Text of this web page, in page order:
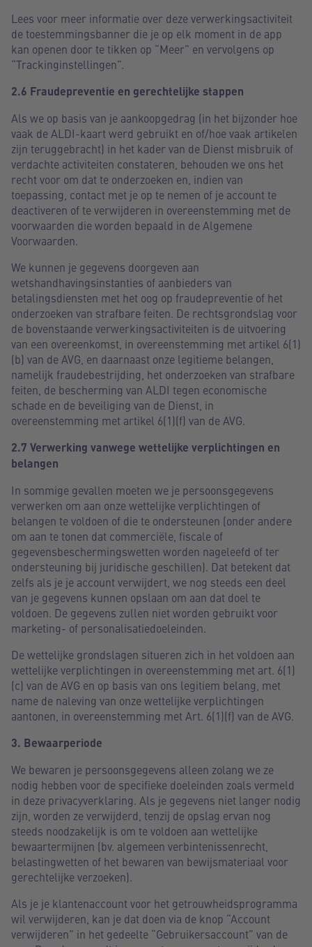
Lees voor meer informatie over deze verwerkingsactiviteit
de toestemmingsbanner die je op elk moment in de app
kan openen door te tikken op “Meer” en vervolgens op
“Trackinginstellingen”.
2.6 Fraudepreventie en gerechtelijke stappen
Als we op basis van je aankoopgedrag (in het bijzonder hoe
vaak de ALDI-kaart werd gebruikt en of/hoe vaak artikelen
zijn teruggebracht) in het kader van de Dienst misbruik of
verdachte activiteiten constateren, behouden we ons het
recht voor om dat te onderzoeken en, indien van
toepassing, contact met je op te nemen of je account te
deactiveren of te verwijderen in overeenstemming met de
voorwaarden die worden bepaald in de Algemene
Voorwaarden.
We kunnen je gegevens doorgeven aan
wetshandhavingsinstanties of aanbieders van
betalingsdiensten met het oog op fraudepreventie of het
onderzoeken van strafbare feiten. De rechtsgrondslag voor
de bovenstaande verwerkingsactiviteiten is de uitvoering
van een overeenkomst, in overeenstemming met artikel 6(1)
(b) van de AVG, en daarnaast onze legitieme belangen,
namelijk fraudebestrijding, het onderzoeken van strafbare
feiten, de bescherming van ALDI tegen economische
schade en de beveiliging van de Dienst, in
overeenstemming met artikel 6(1)(f) van de AVG.
2.7 Verwerking vanwege wettelijke verplichtingen en
belangen
In sommige gevallen moeten we je persoonsgegevens
verwerken om aan onze wettelijke verplichtingen of
belangen te voldoen of die te ondersteunen (onder andere
om aan te tonen dat commerciële, fiscale of
gegevensbeschermingswetten worden nageleefd of ter
ondersteuning bij juridische geschillen). Dat betekent dat
zelfs als je je account verwijdert, we nog steeds een deel
van je gegevens kunnen opslaan om aan dat doel te
voldoen. De gegevens zullen niet worden gebruikt voor
marketing- of personalisatiedoeleinden.
De wettelijke grondslagen situeren zich in het voldoen aan
wettelijke verplichtingen in overeenstemming met art. 6(1)
(c) van de AVG en op basis van ons legitiem belang, met
name de naleving van onze wettelijke verplichtingen
aantonen, in overeenstemming met Art. 6(1)(f) van de AVG.
3. Bewaarperiode
We bewaren je persoonsgegevens alleen zolang we ze
nodig hebben voor de specifieke doeleinden zoals vermeld
in deze privacyverklaring. Als je gegevens niet langer nodig
zijn, worden ze verwijderd, tenzij de opslag ervan nog
steeds noodzakelijk is om te voldoen aan wettelijke
bewaartermijnen (bv. algemeen verbintenissenrecht,
belastingwetten of het bewaren van bewijsmateriaal voor
gerechtelijke verzoeken).
Als je je klantenaccount voor het getrouwheidsprogramma
wil verwijderen, kan je dat doen via de knop “Account
verwijderen” in het gedeelte “Gebruikersaccount” van de